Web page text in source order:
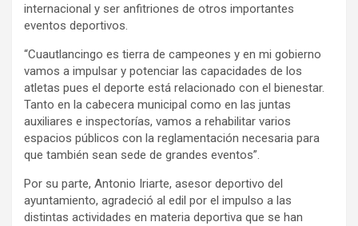
internacional y ser anfitriones de otros importantes
eventos deportivos.
“Cuautlancingo es tierra de campeones y en mi gobierno
vamos a impulsar y potenciar las capacidades de los
atletas pues el deporte está relacionado con el bienestar.
Tanto en la cabecera municipal como en las juntas
auxiliares e inspectorías, vamos a rehabilitar varios
espacios públicos con la reglamentación necesaria para
que también sean sede de grandes eventos”.
Por su parte, Antonio Iriarte, asesor deportivo del
ayuntamiento, agradeció al edil por el impulso a las
distintas actividades en materia deportiva que se han